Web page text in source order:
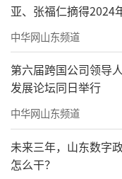
七大板块串
统呈现
本次展览
过“统筹谋划
金”“转型升级
海”“以港通海
展”“面向世界
亚、张福仁摘得2024
奖最高奖！
中华网山东频道
第六届跨国公司领导
发展论坛同日举行
中华网山东频道
未来三年，山东数字
怎么干？